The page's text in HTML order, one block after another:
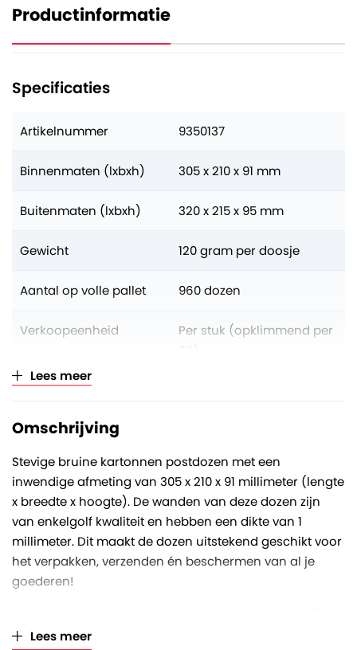
Productinformatie
Specificaties
Artikelnummer 9350137
Binnenmaten (lxbxh) 305 x 210 x 91 mm
Buitenmaten (lxbxh) 320 x 215 x 95 mm
Gewicht 120 gram per doosje
Aantal op volle pallet 960 dozen
Verkoopeenheid
Per stuk (opklimmend per
20)
Kleur
Lees meer
Omschrijving
Stevige bruine kartonnen postdozen met een
inwendige afmeting van 305 x 210 x 91 millimeter (lengte
x breedte x hoogte). De wanden van deze dozen zijn
van enkelgolf kwaliteit en hebben een dikte van 1
millimeter. Dit maakt de dozen uitstekend geschikt voor
het verpakken, verzenden én beschermen van al je
goederen!
een handomdraai op te zetten. Dankzij de speciale
Lees meer